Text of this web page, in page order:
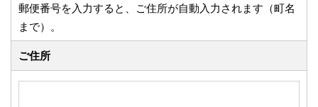
郵便番号を入力すると、ご住所が自動入力されます（町名
まで）。
ご住所